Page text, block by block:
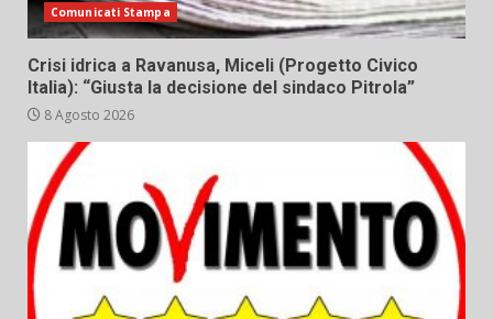
Comunicati Stampa
Crisi idrica a Ravanusa, Miceli (Progetto Civico
Italia): “Giusta la decisione del sindaco Pitrola”
8 Agosto 2026